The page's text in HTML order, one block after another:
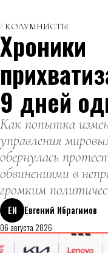
КОЛУМНИСТЫ
Хроники
9 дней
Как попытка
управления
обернулась
обвинениями в
громким
ЕИ
Евгений Ибрагимов
06 августа 2026